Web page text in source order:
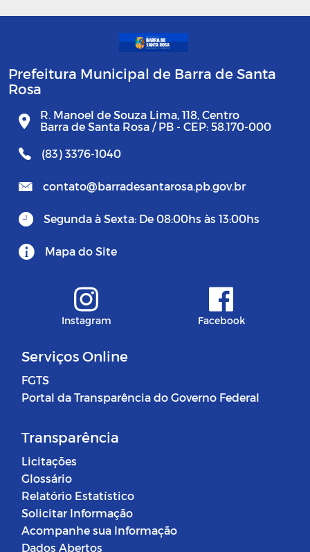
Prefeitura Municipal de Barra de Santa
Rosa
R. Manoel de Souza Lima, 118, Centro
Barra de Santa Rosa / PB - CEP: 58.170-000
(83) 3376-1040
contato@barradesantarosa.pb.gov.br
Segunda à Sexta: De 08:00hs às 13:00hs
Mapa do Site
Instagram Facebook
Serviços Online
FGTS
Portal da Transparência do Governo Federal
Transparência
Licitações
Glossário
Relatório Estatístico
Solicitar Informação
Acompanhe sua Informação
Dados Abertos